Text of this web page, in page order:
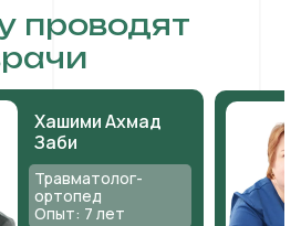
проводят
Хашими Ахмад
Заби
Травматолог-
ортопед
Опыт: 7 лет